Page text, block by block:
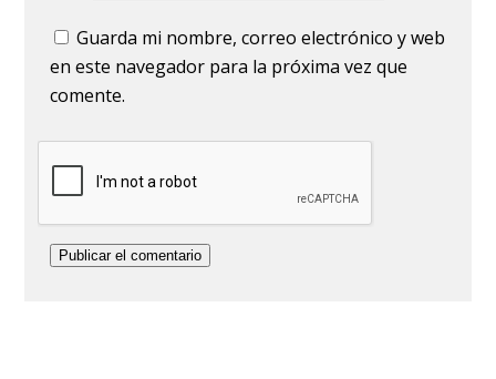
Guarda mi nombre, correo electrónico y web
en este navegador para la próxima vez que
comente.